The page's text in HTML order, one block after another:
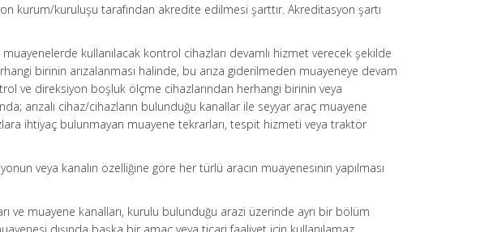
kurum/kuruluşu tarafından akredite edilmesi şarttır. Akreditasyon şartı
kullanılacak kontrol cihazları devamlı hizmet verecek şekilde
birinin arızalanması halinde, bu arıza giderilmeden muayeneye devam
ve direksiyon boşluk ölçme cihazlarından herhangi birinin veya
arızalı cihaz/cihazların bulunduğu kanallar ile seyyar araç muayene
ihtiyaç bulunmayan muayene tekrarları, tespit hizmeti veya traktör
veya kanalın özelliğine göre her türlü aracın muayenesinin yapılması
ve muayene kanalları, kurulu bulunduğu arazi üzerinde ayrı bir bölüm
dışında başka bir amaç veya ticari faaliyet için kullanılamaz.